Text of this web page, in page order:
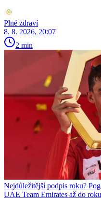
Plné zdraví
8. 8. 2026, 20:07
2 min
Nejdůležitější podpis roku?
UAE Team Emirates až do